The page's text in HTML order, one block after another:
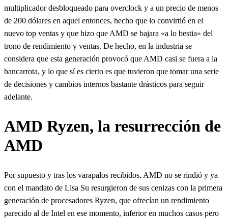
multiplicador desbloqueado para overclock y a un precio de menos
de 200 dólares en aquel entonces, hecho que lo convirtió en el
nuevo top ventas y que hizo que AMD se bajara «a lo bestia» del
trono de rendimiento y ventas. De hecho, en la industria se
considera que esta generación provocó que AMD casi se fuera a la
bancarrota, y lo que sí es cierto es que tuvieron que tomar una serie
de decisiones y cambios internos bastante drásticos para seguir
adelante.
AMD Ryzen, la resurrección de
AMD
Por supuesto y tras los varapalos recibidos, AMD no se rindió y ya
con el mandato de Lisa Su resurgieron de sus cenizas con la primera
generación de procesadores Ryzen, que ofrecían un rendimiento
parecido al de Intel en ese momento, inferior en muchos casos pero